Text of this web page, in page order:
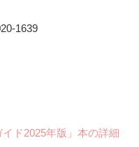
1639
ド2025年版」本の詳細